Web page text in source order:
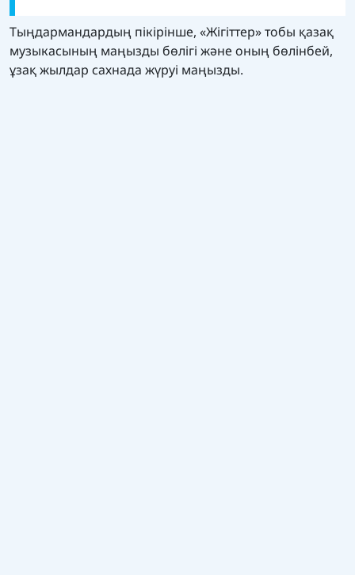
Тыңдармандардың пікірінше, «Жігіттер» тобы қазақ
музыкасының маңызды бөлігі және оның бөлінбей,
ұзақ жылдар сахнада жүруі маңызды.